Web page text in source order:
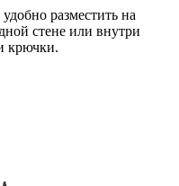
разместить на
стене или внутри
крючки.